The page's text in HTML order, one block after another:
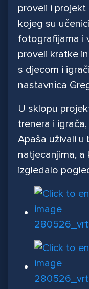
proveli i projekt
kojeg su
fotografijama i
proveli kratke
s djecom i
nastavnica
U sklopu
trenera i
Apaša uživali u
natjecanjima,
izgledalo